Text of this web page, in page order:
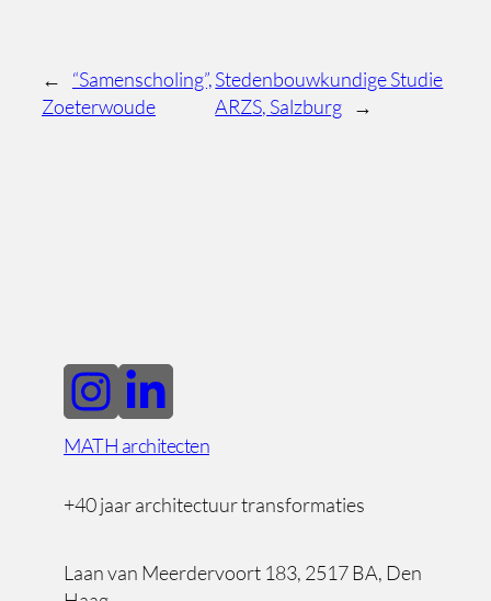
←
“Samenscholing”,
Zoeterwoude
Stedenbouwkundige Studie
ARZS, Salzburg →
MATH architecten
+40 jaar architectuur transformaties
Laan van Meerdervoort 183, 2517 BA, Den